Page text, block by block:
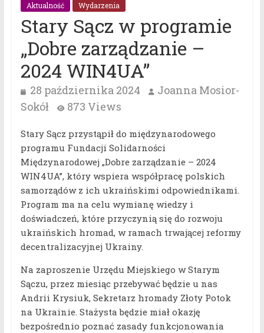
Aktualność Wydarzenia
Stary Sącz w programie
„Dobre zarządzanie –
2024 WIN4UA”
28 października 2024
Joanna Mosior-
Sokół
873 Views
Stary Sącz przystąpił do międzynarodowego
programu Fundacji Solidarności
Międzynarodowej „Dobre zarządzanie – 2024
WIN4UA”, który wspiera współpracę polskich
samorządów z ich ukraińskimi odpowiednikami.
Program ma na celu wymianę wiedzy i
doświadczeń, które przyczynią się do rozwoju
ukraińskich hromad, w ramach trwającej reformy
decentralizacyjnej Ukrainy.
Na zaproszenie Urzędu Miejskiego w Starym
Sączu, przez miesiąc przebywać będzie u nas
Andrii Krysiuk, Sekretarz hromady Złoty Potok
na Ukrainie. Stażysta będzie miał okazję
bezpośrednio poznać zasady funkcjonowania